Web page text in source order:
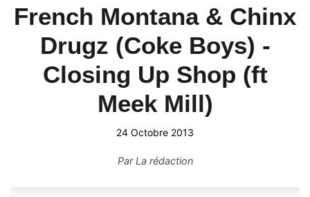
French Montana & Chinx
Drugz (Coke Boys) -
Closing Up Shop (ft
Meek Mill)
24 Octobre 2013
ParLa rédaction